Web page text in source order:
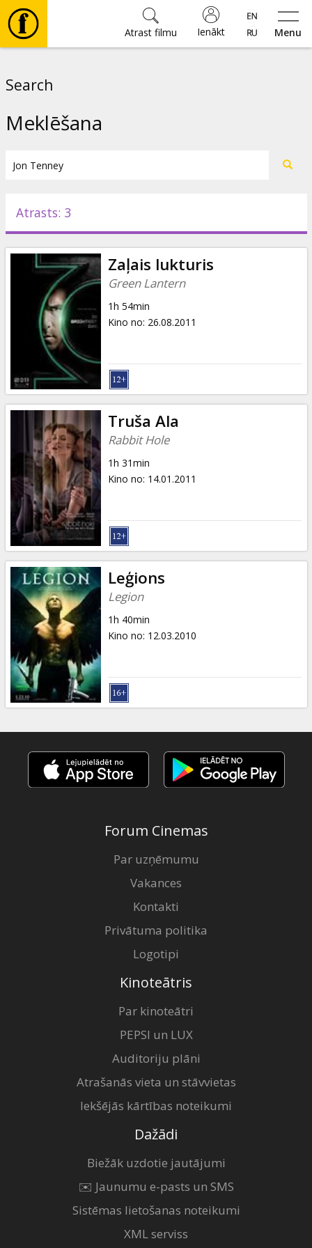
Menu
Ienākt
Atrast filmu
Pasākumi
Ziņas
Dāvanu
kartes
Uzkodas
B2B
Kino
Klubs
Search
Meklēšana
Atrasts: 3
Zaļais lukturis
Green Lantern
1h 54min
Kino no: 26.08.2011
Truša Ala
Rabbit Hole
1h 31min
Kino no: 14.01.2011
Leģions
Legion
1h 40min
Kino no: 12.03.2010
Forum Cinemas
Par uzņēmumu
Vakances
Kontakti
Privātuma politika
Logotipi
Kinoteātris
Par kinoteātri
PEPSI un LUX
Auditoriju plāni
Atrašanās vieta un stāvvietas
Iekšējās kārtības noteikumi
Dažādi
Biežāk uzdotie jautājumi
✉️ Jaunumu e-pasts un SMS
Sistēmas lietošanas noteikumi
XML serviss